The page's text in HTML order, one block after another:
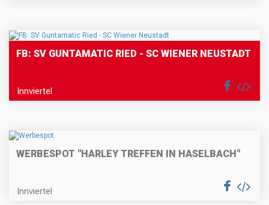
FB: SV GUNTAMATIC RIED - SC WIENER NEUSTADT
Innviertel
WERBESPOT "HARLEY TREFFEN IN HASELBACH"
Innviertel